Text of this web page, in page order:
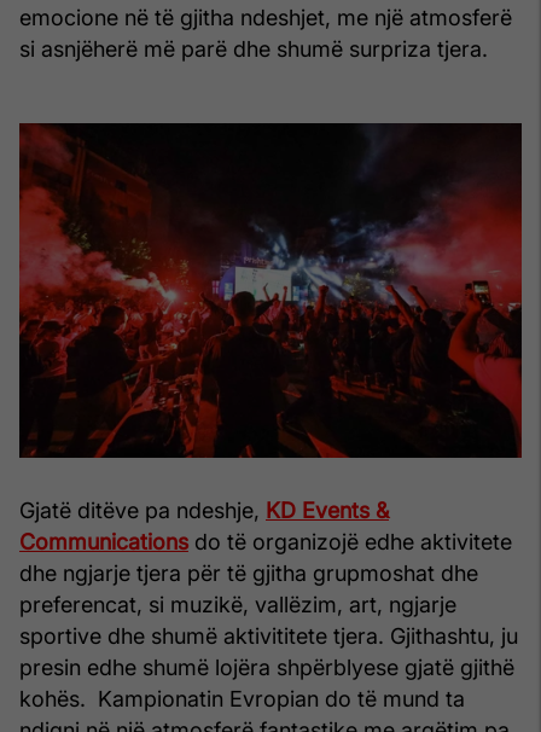
emocione në të gjitha ndeshjet, me një atmosferë
si asnjëherë më parë dhe shumë surpriza tjera.
Gjatë ditëve pa ndeshje, KD Events &
Communications do të organizojë edhe aktivitete
dhe ngjarje tjera për të gjitha grupmoshat dhe
preferencat, si muzikë, vallëzim, art, ngjarje
sportive dhe shumë aktivititete tjera. Gjithashtu, ju
presin edhe shumë lojëra shpërblyese gjatë gjithë
kohës. Kampionatin Evropian do të mund ta